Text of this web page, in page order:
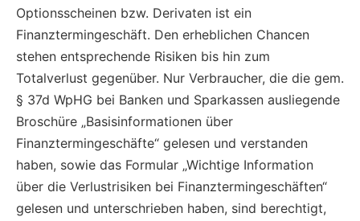
Optionsscheinen bzw. Derivaten ist ein
Finanztermingeschäft. Den erheblichen Chancen
stehen entsprechende Risiken bis hin zum
Totalverlust gegenüber. Nur Verbraucher, die die gem.
§ 37d WpHG bei Banken und Sparkassen ausliegende
Broschüre „Basisinformationen über
Finanztermingeschäfte“ gelesen und verstanden
haben, sowie das Formular „Wichtige Information
über die Verlustrisiken bei Finanztermingeschäften“
gelesen und unterschrieben haben, sind berechtigt,